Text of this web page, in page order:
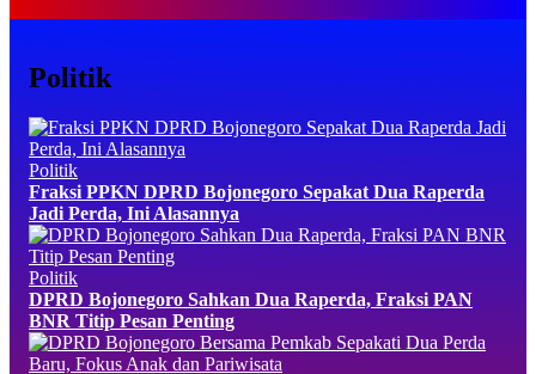
Politik
Politik
Fraksi PPKN DPRD Bojonegoro Sepakat Dua Raperda
Jadi Perda, Ini Alasannya
Politik
DPRD Bojonegoro Sahkan Dua Raperda, Fraksi PAN
BNR Titip Pesan Penting